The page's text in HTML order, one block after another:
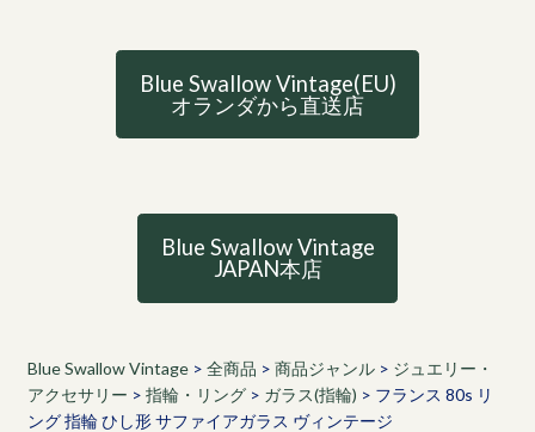
Blue Swallow Vintage(EU)
オランダから直送店
Blue Swallow Vintage
JAPAN本店
Blue Swallow Vintage> 全商品 > 商品ジャンル> ジュエリー・
アクセサリー > 指輪・リング> ガラス(指輪) > フランス 80s リ
ング 指輪 ひし形 サファイアガラス ヴィンテージ